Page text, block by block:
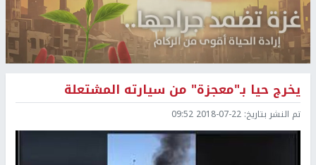
يخرج حيا بـ"معجزة" من سيارته المشتعلة
تم النشر بتاريخ: 2018-07-22 09:52